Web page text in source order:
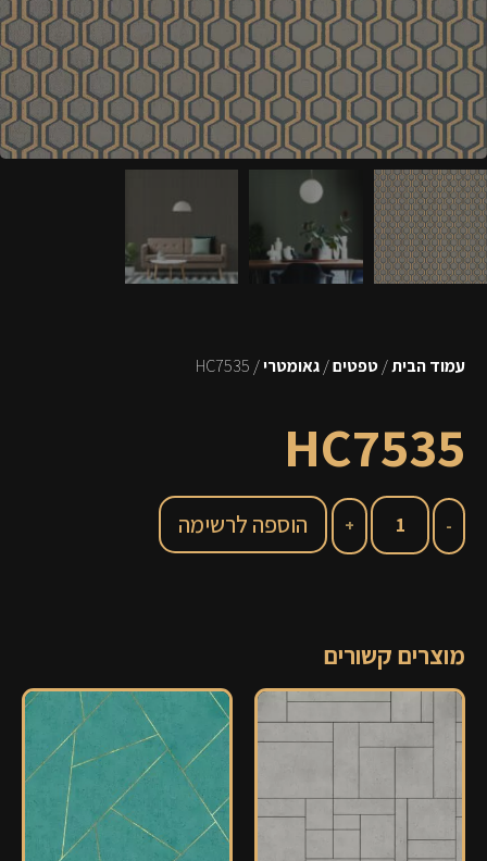
עמוד הבית/טפטים/גאומטרי/ HC7535
HC7535
הוספה לרשימה
מוצרים קשורים